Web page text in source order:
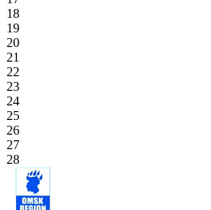
18
19
20
21
22
23
24
25
26
27
28